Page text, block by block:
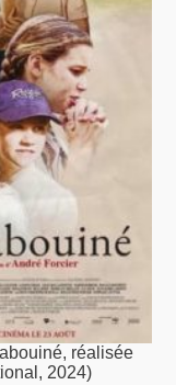
réalisée
2024)